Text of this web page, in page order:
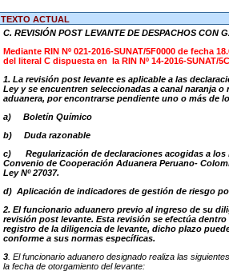
TEXTO ACTUAL
C. REVISIÓN POST LEVANTE DE DESPACHOS CON
Mediante RIN Nº 021-2016-SUNAT/5F0000 de fecha
del literal C dispuesta en la RIN Nº 14-2016-SUNAT/
1. La revisión post levante es aplicable a las
Ley y se encuentren seleccionadas a canal naranja o
aduanera, por encontrarse pendiente uno o más de
a)
Boletín Químico
b)
Duda razonable
c)
Regularización de declaraciones acogidas a
Convenio de Cooperación Aduanera Peruano-
Ley Nº 27037.
d) Aplicación de indicadores de gestión de riesgo
2. El funcionario aduanero previo al ingreso de su
revisión post levante. Esta revisión se efectúa
registro de la diligencia de levante, dicho plazo
conforme a sus normas específicas.
3. El funcionario aduanero designado realiza las
la fecha de otorgamiento del levante: